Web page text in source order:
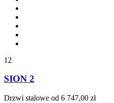
12
SION 2
Drzwi stalowe od 6 747,00 zł